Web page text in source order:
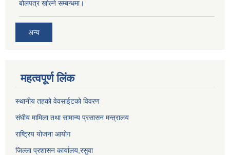
बोलपत्र खोल्ने सम्बन्धमा।
अन्य
महत्वपूर्ण लिंक
स्थानीय तहको वेवसाईटको विवरण
संघीय मामिला तथा सामान्य प्रसासन मन्त्रालय
राष्ट्रिय योजना आयोग
जिल्ला प्रशासन कार्यालय, रसुवा